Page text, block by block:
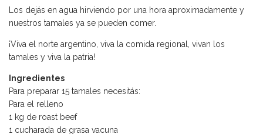
Los dejás en agua hirviendo por una hora aproximadamente y
nuestros tamales ya se pueden comer.
¡Viva el norte argentino, viva la comida regional, vivan los
tamales y viva la patria!
Ingredientes
Para preparar 15 tamales necesitás:
Para el relleno
1 kg de roast beef
1 cucharada de grasa vacuna